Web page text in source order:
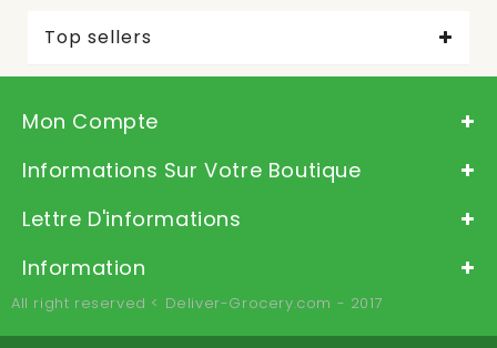
Top sellers
Mon Compte
Informations Sur Votre Boutique
Lettre D'informations
Information
All right reserved < Deliver-Grocery.com - 2017